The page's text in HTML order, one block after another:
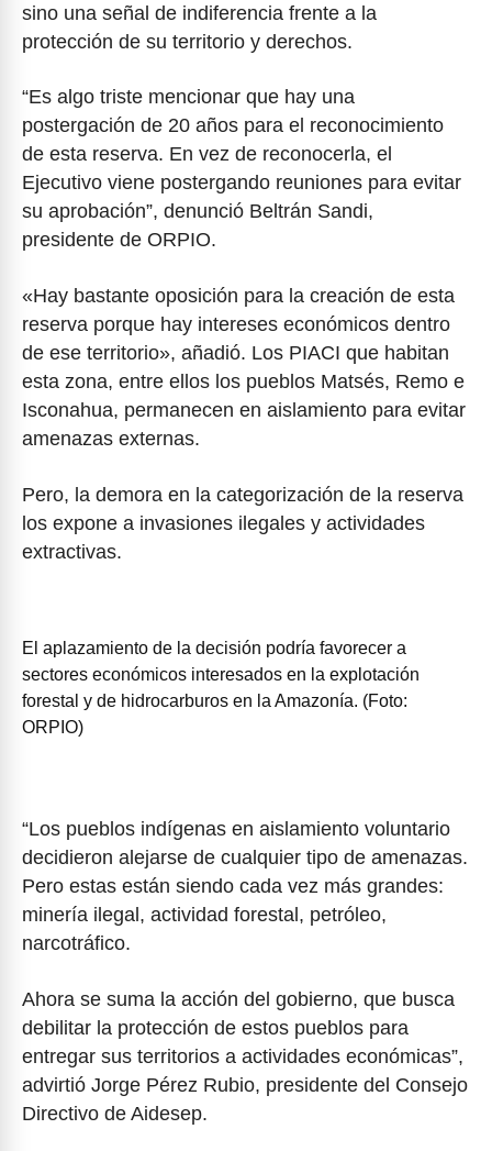
sino una señal de indiferencia frente a la
protección de su territorio y derechos.
“Es algo triste mencionar que hay una
postergación de 20 años para el reconocimiento
de esta reserva. En vez de reconocerla, el
Ejecutivo viene postergando reuniones para evitar
su aprobación”, denunció Beltrán Sandi,
presidente de ORPIO.
«Hay bastante oposición para la creación de esta
reserva porque hay intereses económicos dentro
de ese territorio», añadió. Los PIACI que habitan
esta zona, entre ellos los pueblos Matsés, Remo e
Isconahua, permanecen en aislamiento para evitar
amenazas externas.
Pero, la demora en la categorización de la reserva
los expone a invasiones ilegales y actividades
extractivas.
El aplazamiento de la decisión podría favorecer a
sectores económicos interesados en la explotación
forestal y de hidrocarburos en la Amazonía. (Foto:
ORPIO)
“Los pueblos indígenas en aislamiento voluntario
decidieron alejarse de cualquier tipo de amenazas.
Pero estas están siendo cada vez más grandes:
minería ilegal, actividad forestal, petróleo,
narcotráfico.
Ahora se suma la acción del gobierno, que busca
debilitar la protección de estos pueblos para
entregar sus territorios a actividades económicas”,
advirtió Jorge Pérez Rubio, presidente del Consejo
Directivo de Aidesep.